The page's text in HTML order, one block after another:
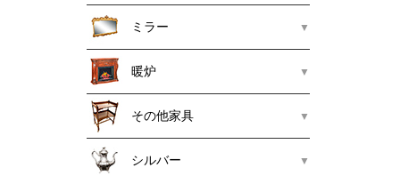
ミラー
暖炉
その他家具
シルバー